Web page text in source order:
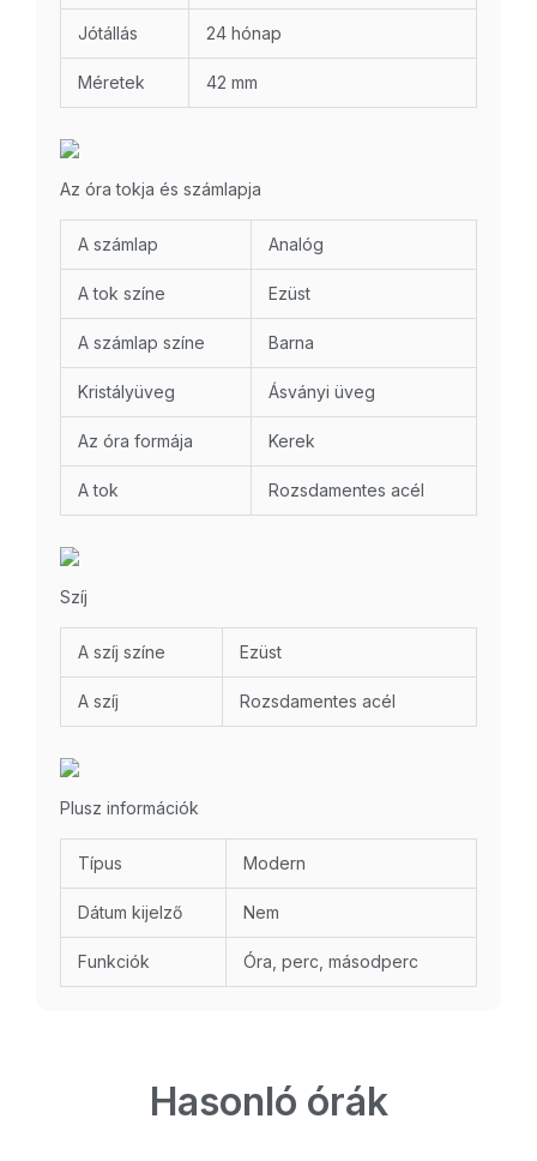
Jótállás 24 hónap
Méretek 42 mm
Az óra tokja és számlapja
A számlap Analóg
A tok színe Ezüst
A számlap színe Barna
Kristályüveg Ásványi üveg
Az óra formája Kerek
A tok Rozsdamentes acél
Szíj
A szíj színe Ezüst
A szíj Rozsdamentes acél
Plusz információk
Típus Modern
Dátum kijelző Nem
Funkciók Óra, perc, másodperc
Hasonló órák